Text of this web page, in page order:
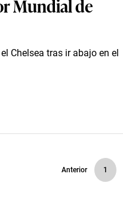
Mundial de
Chelsea tras ir abajo en el
Anterior 1